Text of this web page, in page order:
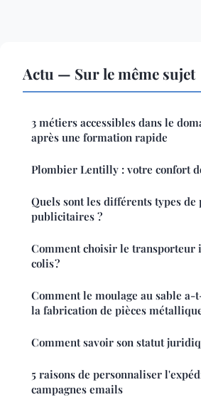
Actu — Sur le même sujet
3 métiers accessibles dans le
après une formation rapide
Plombier Lentilly : votre confort
Quels sont les différents types de
publicitaires ?
Comment choisir le transporteur
colis ?
Comment le moulage au sable
la fabrication de pièces
Comment savoir son statut
5 raisons de personnaliser
campagnes emails